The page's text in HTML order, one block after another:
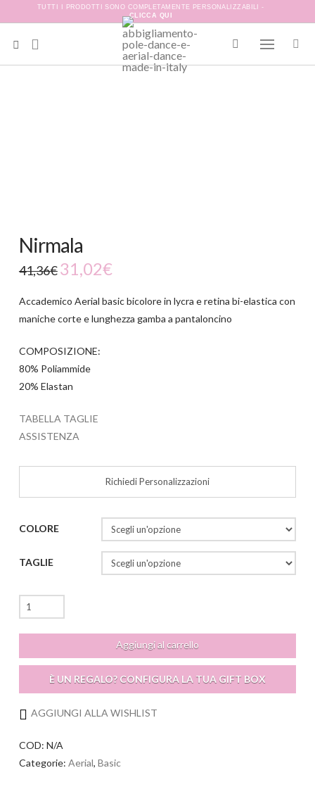
TUTTI I PRODOTTI SONO COMPLETAMENTE PERSONALIZZABILI -
CLICCA QUI
Nirmala
41,36€31,02€
Accademico Aerial basic bicolore in lycra e retina bi-elastica con
maniche corte e lunghezza gamba a pantaloncino
COMPOSIZIONE:
80% Poliammide
20% Elastan
TABELLA TAGLIE
ASSISTENZA
Richiedi Personalizzazioni
COLORE
TAGLIE
Nirmala
quantità
Aggiungi al carrello
È UN REGALO? CONFIGURA LA TUA GIFT BOX
AGGIUNGI ALLA WISHLIST
COD: N/A
Categorie: Aerial, Basic